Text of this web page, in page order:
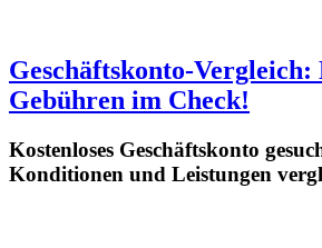
Geschäftskonto-Vergleich:
Gebühren im Check!
Kostenloses Geschäftskonto
Konditionen und Leistungen